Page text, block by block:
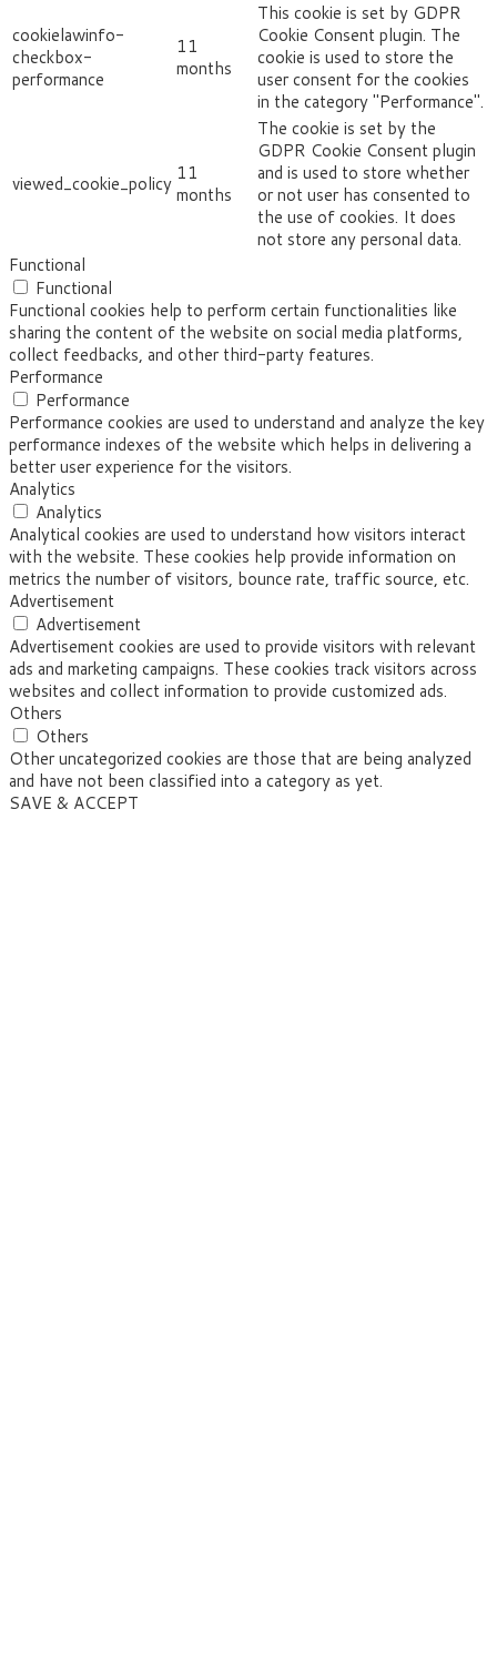
cookielawinfo-
checkbox-
performance
11
months
This cookie is set by GDPR
Cookie Consent plugin. The
cookie is used to store the
user consent for the cookies
in the category "Performance".
viewed_cookie_policy 11
months
The cookie is set by the
GDPR Cookie Consent plugin
and is used to store whether
or not user has consented to
the use of cookies. It does
not store any personal data.
Functional
Functional
Functional cookies help to perform certain functionalities like
sharing the content of the website on social media platforms,
collect feedbacks, and other third-party features.
Performance
Performance
Performance cookies are used to understand and analyze the key
performance indexes of the website which helps in delivering a
better user experience for the visitors.
Analytics
Analytics
Analytical cookies are used to understand how visitors interact
with the website. These cookies help provide information on
metrics the number of visitors, bounce rate, traffic source, etc.
Advertisement
Advertisement
Advertisement cookies are used to provide visitors with relevant
ads and marketing campaigns. These cookies track visitors across
websites and collect information to provide customized ads.
Others
Others
Other uncategorized cookies are those that are being analyzed
and have not been classified into a category as yet.
SAVE & ACCEPT